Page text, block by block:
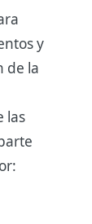
y
de la
las